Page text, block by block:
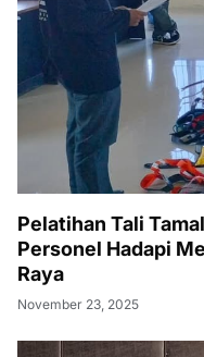
Pelatihan Tali
Personel Hadapi
Raya
November 23, 2025